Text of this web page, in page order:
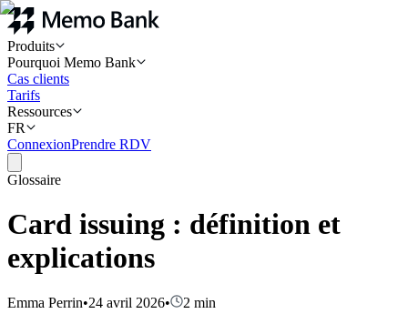
Produits
Pourquoi Memo Bank
Cas clients
Tarifs
Ressources
FR
ConnexionPrendre RDV
Glossaire
Card issuing : définition et
explications
Emma Perrin•24 avril 2026• 2 min